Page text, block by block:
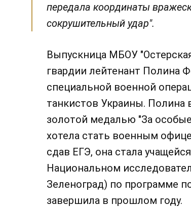
передала координаты
сокрушительный удар".
Выпускница МБОУ
гвардии лейтенант Полина
специальной военной
танкистов Украины. Полина
золотой медалью "За
хотела стать военным
сдав ЕГЭ, она стала
Национальном
Зеленоград) по программе
завершила в прошлом году.